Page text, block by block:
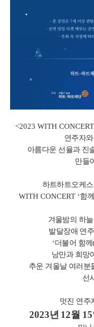
<2023 WITH
연주자
아름다운 선율과 진
만들
하트하트오케
WITH CONCERT ‘함
겨울밤의 하
발달장애 연
‘더불어 함께
낭만과 희망
추운 겨울날 여러분
선
멋진 연주
2023년 12월 15